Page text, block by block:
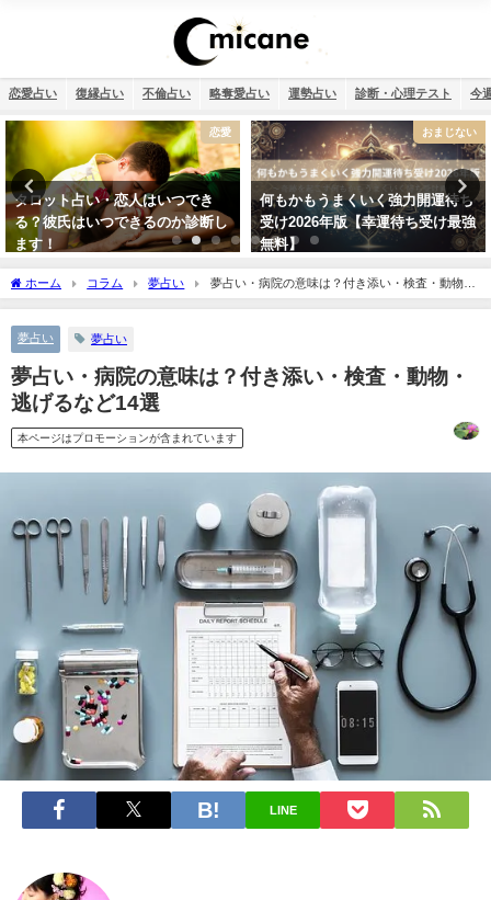
恋愛占い 復縁占い 不倫占い 略奪愛占い 運勢占い 診断・心理テスト 今
恋愛
タロット占い・恋人はいつでき
る？彼氏はいつできるのか診断し
ます！
おまじない
何もかもうまくいく強力開運待ち
受け2026年版【幸運待ち受け最強
無料】
ホーム コラム 夢占い
夢占い・病院の意味は？付き添い・検査・動物・
逃げるなど14選
夢占い 夢占い
夢占い・病院の意味は？付き添い・検査・動物・
逃げるなど14選
本ページはプロモーションが含まれています
LINE